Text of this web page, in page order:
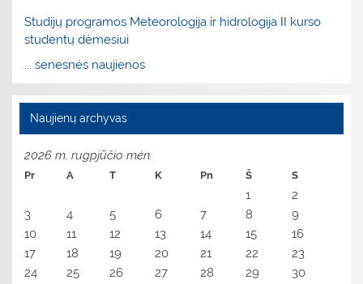
Studijų programos Meteorologija ir hidrologija II kurso
studentų dėmesiui
... senesnės naujienos
Naujienų archyvas
2026 m. rugpjūčio mėn.
Pr A T K Pn Š S
1
2
3
4 5 6 7 8
9
10
11 12 13 14 15
16
17
18 19 20 21 22
23
24
25 26 27 28 29
30